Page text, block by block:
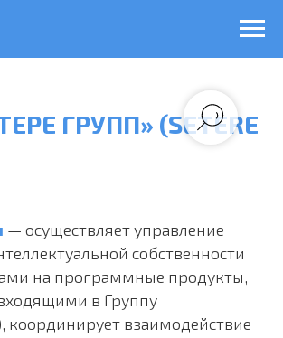
ГРУПП» (SETERE
— осуществляет управление
собственности
на программные продукты,
в Группу
взаимодействие